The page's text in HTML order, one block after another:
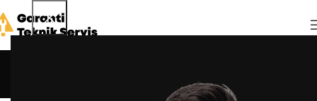
Blog